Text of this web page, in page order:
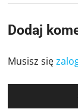
Dodaj
Musisz się